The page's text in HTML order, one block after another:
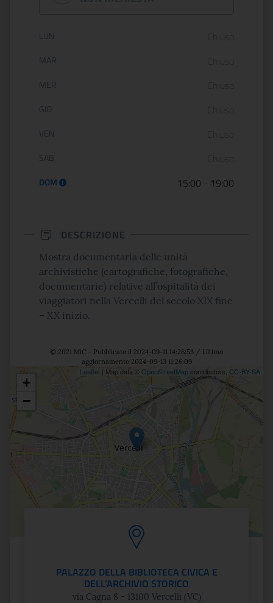
Orario di apertura:
LUN
MAR
MER
GIO
VEN
SAB
DOM 15:00 19:00
DESCRIZIONE
Mostra documentaria delle unità
archivistiche (cartografiche, fotografiche,
documentarie) relative all’ospitalità dei
viaggiatori nella Vercelli del secolo XIX fine
– XX inizio.
© 2021 MiC - Pubblicato il 2024-09-11 14:26:53 / Ultimo
aggiornamento 2024-09-13 11:26:09
Posizione
+
−
Leaflet | Map data © OpenStreetMapcontributors, CC-BY-SA
PALAZZO DELLA BIBLIOTECA CIVICA E
DELL’ARCHIVIO STORICO
via Cagna 8 - 13100 Vercelli (VC)